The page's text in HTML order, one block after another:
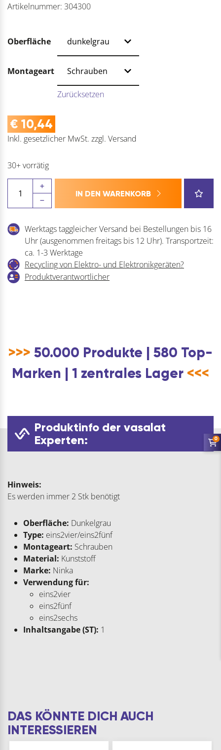
Artikelnummer: 304300
Oberfläche
Montageart
Zurücksetzen
€ 10,44
Inkl. gesetzlicher MwSt. zzgl. Versand
30+ vorrätig
Deckelführungsleiste
eins2vier/eins2fünf
IN DEN WARENKORB
Werktags taggleicher Versand bei Bestellungen bis 16
Uhr (ausgenommen freitags bis 12 Uhr). Transportzeit:
ca. 1-3 Werktage
Recycling von Elektro- und Elektronikgeräten?
Produktverantwortlicher
>>> 50.000 Produkte | 580 Top-
Marken | 1 zentrales Lager <<<
Produktinfo der vasalat
Experten:
Hinweis:
Es werden immer 2 Stk benötigt
Oberfläche: Dunkelgrau
Type: eins2vier/eins2fünf
Montageart: Schrauben
Material: Kunststoff
Marke: Ninka
Verwendung für:
eins2vier
eins2fünf
eins2sechs
Inhaltsangabe (ST): 1
DAS KÖNNTE DICH AUCH
INTERESSIEREN
0